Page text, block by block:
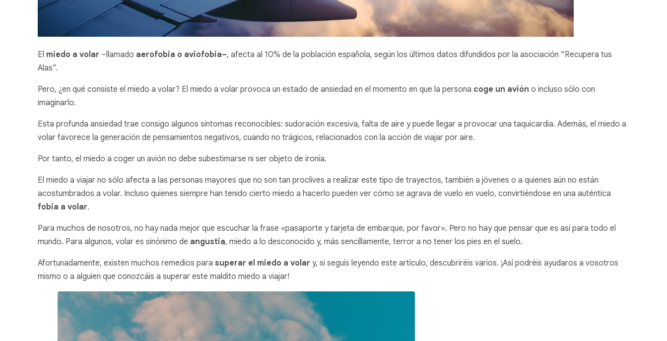
El miedo a volar –llamado aerofobia o aviofobia–, afecta al 10% de la población española, según los últimos datos difundidos por la asociación “Recupera tus
Alas”.
Pero, ¿en qué consiste el miedo a volar? El miedo a volar provoca un estado de ansiedad en el momento en que la persona coge un avión o incluso sólo con
imaginarlo.
Esta profunda ansiedad trae consigo algunos síntomas reconocibles: sudoración excesiva, falta de aire y puede llegar a provocar una taquicardia. Además, el miedo a
volar favorece la generación de pensamientos negativos, cuando no trágicos, relacionados con la acción de viajar por aire.
Por tanto, el miedo a coger un avión no debe subestimarse ni ser objeto de ironía.
El miedo a viajar no sólo afecta a las personas mayores que no son tan proclives a realizar este tipo de trayectos, también a jóvenes o a quienes aún no están
acostumbrados a volar. Incluso quienes siempre han tenido cierto miedo a hacerlo pueden ver cómo se agrava de vuelo en vuelo, convirtiéndose en una auténtica
fobia a volar.
Para muchos de nosotros, no hay nada mejor que escuchar la frase «pasaporte y tarjeta de embarque, por favor». Pero no hay que pensar que es así para todo el
mundo. Para algunos, volar es sinónimo de angustia, miedo a lo desconocido y, más sencillamente, terror a no tener los pies en el suelo.
Afortunadamente, existen muchos remedios para superar el miedo a volar y, si seguís leyendo este artículo, descubriréis varios. ¡Así podréis ayudaros a vosotros
mismo o a alguien que conozcáis a superar este maldito miedo a viajar!